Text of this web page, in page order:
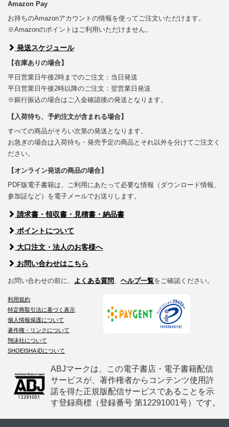
Amazon Pay
お持ちのAmazonアカウントの情報を使ってご注文いただけます。
※Amazonのポイントはご利用いただけません。
発送スケジュール
【在庫ありの場合】
平日営業日午後2時までのご注文：当日発送
平日営業日午後2時以降のご注文：翌営業日発送
※銀行振込の場合はご入金確認後の発送となります。
【入荷待ち、予約注文が含まれる場合】
すべての商品がそろい次第の発送となります。
お急ぎの場合は入荷待ち・発売予定の商品とそれ以外を分けてご注文く
ださい。
【オンライン発送の商品の場合】
PDF版電子書籍は、ご利用にあたって必要な情報（ダウンロード情報、
参加証など）を電子メールでお送りします。
請求書・領収書・見積書・納品書
ポイントについて
大口注文・法人のお客様へ
お問い合わせはこちら
お問い合わせの前に、 よくある質問、 ヘルプ一覧をご確認ください。
利用規約
特定商取引法に基づく表示
個人情報保護について
著作権・リンクについて
翔泳社について
SHOEISHA iDについて
ABJマークは、この電子書店・電子書籍配信
サービスが、著作権者からコンテンツ使用許
諾を得た正規版配信サービスであることを示
す登録商標（登録番号 第12291001号）です。